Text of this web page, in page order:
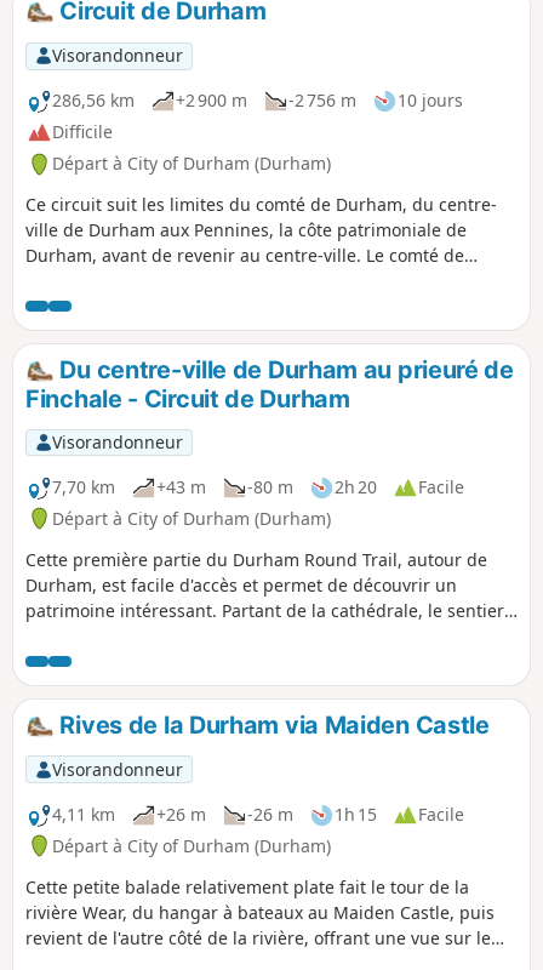
Circuit de Durham
Visorandonneur
286,56 km
+2 900 m -2 756 m
10 jours
Difficile
Départ à City of Durham (Durham)
Ce circuit suit les limites du comté de Durham, du centre-
ville de Durham aux Pennines, la côte patrimoniale de
Durham, avant de revenir au centre-ville. Le comté de
paysages les plus beaux et les plus sauvages, ainsi que des
villes et villages intéressants. De longues sections de cette
randonnée suivent d'anciennes voies ferrées qui sont
aujourd'hui des pistes cyclables, ainsi que des sections
d'autres sentiers, notamment le Teesdale Way et le Durham
Coast Path. Que tu recherches un défi ou une randonnée
plus courte, explore les sections du Durham Round Trail qui
t'intéressent.
Du centre-ville de Durham au prieuré de
Finchale - Circuit de Durham
Visorandonneur
7,70 km
+43 m -80 m 2h 20
Facile
Départ à City of Durham (Durham)
Cette première partie du Durham Round Trail, autour de
Durham, est facile d'accès et permet de découvrir un
patrimoine intéressant. Partant de la cathédrale, le sentier
la ville pour monter à Brasside et finir à Finchale Priory.
Rives de la Durham via Maiden Castle
Visorandonneur
4,11 km
+26 m -26 m 1h 15
Facile
Départ à City of Durham (Durham)
Cette petite balade relativement plate fait le tour de la
rivière Wear, du hangar à bateaux au Maiden Castle, puis
revient de l'autre côté de la rivière, offrant une vue sur le